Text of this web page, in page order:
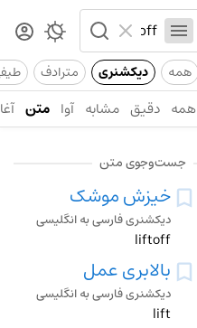
همه دیکشنری مترادف
همه دقیق مشابه آوا متن
جست‌وجوی متن
خیزش موشک
دیکشنری فارسی به انگلیسی
liftoff
بالابری عمل
دیکشنری فارسی به انگلیسی
lift